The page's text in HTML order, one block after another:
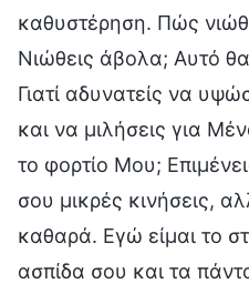
καθυστέρηση. Πώς
Νιώθεις άβολα; Αυτό
Γιατί αδυνατείς να
και να μιλήσεις για
το φορτίο Μου;
σου μικρές κινήσεις,
καθαρά. Εγώ είμαι το
ασπίδα σου και τα